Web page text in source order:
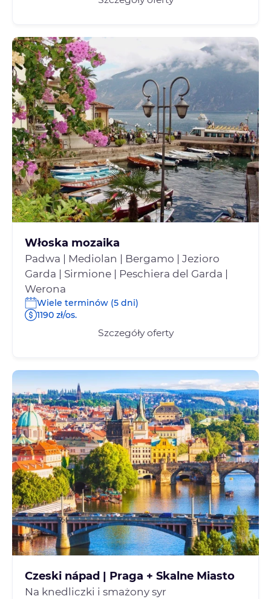
Włoska mozaika
Padwa | Mediolan | Bergamo | Jezioro
Garda | Sirmione | Peschiera del Garda |
Werona
Wiele terminów (5 dni)
1190 zł/os.
Szczegóły oferty
Czeski nápad | Praga + Skalne Miasto
Na knedliczki i smażony syr